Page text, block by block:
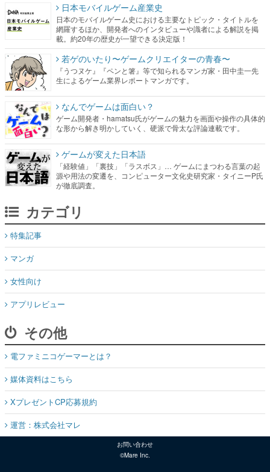
日本モバイルゲーム産業史
日本のモバイルゲーム史における主要なトピック・タイトルを
網羅するほか、開発者へのインタビューや識者による解説を掲
載。約20年の歴史が一望できる決定版！
若ゲのいたり〜ゲームクリエイターの青春〜
『うつヌケ』『ペンと箸』等で知られるマンガ家・田中圭一先
生によるゲーム業界レポートマンガです。
なんでゲームは面白い？
ゲーム開発者・hamatsu氏がゲームの魅力を画面や操作の具体的
な形から解き明かしていく、硬派で骨太な評論連載です。
ゲームが変えた日本語
「経験値」「裏技」「ラスボス」… ゲームにまつわる言葉の起
源や用法の変遷を、コンピューター文化史研究家・タイニーP氏
が徹底調査。
カテゴリ
特集記事
マンガ
女性向け
アプリレビュー
その他
電ファミニコゲーマーとは？
媒体資料はこちら
XプレゼントCP応募規約
運営：株式会社マレ
お問い合わせ
©Mare Inc.